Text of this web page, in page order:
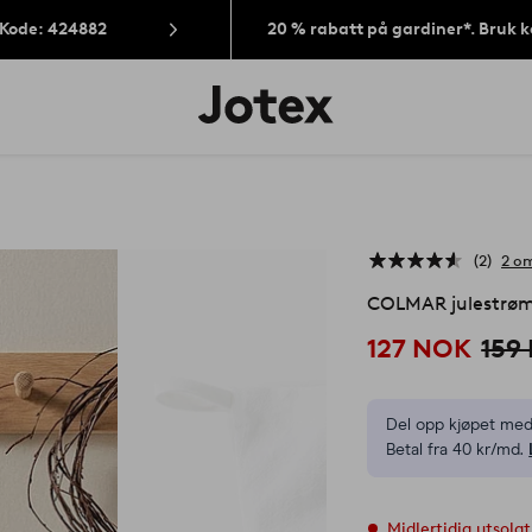
424882 20 % rabatt på gardiner*. Bruk
Jotex’
logo
2 2
COLMAR
127 NOK 159
Del opp kjøpet
Betal fra 40 kr/md.